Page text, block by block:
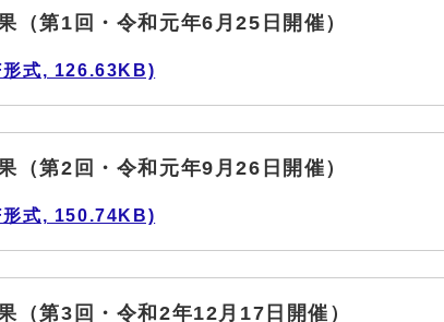
（第1回・令和元年6月25日開催）
形式, 126.63KB)
（第2回・令和元年9月26日開催）
形式, 150.74KB)
（第3回・令和2年12月17日開催）